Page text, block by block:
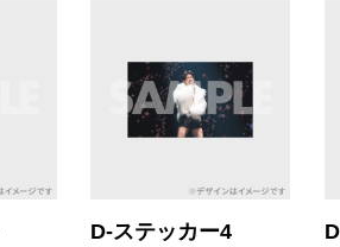
D-ステッカー4